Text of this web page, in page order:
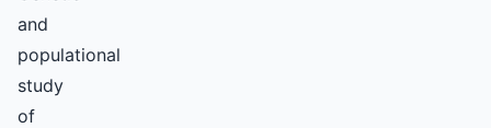
and
populational
study
of